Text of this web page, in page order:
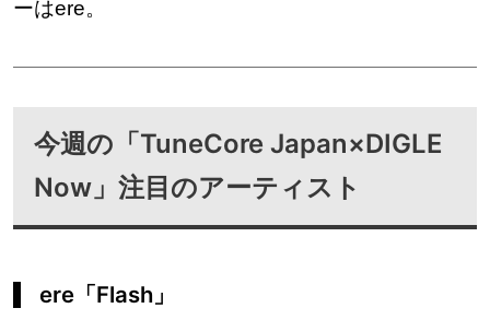
ーはere。
今週の「TuneCore Japan×DIGLE
Now」注目のアーティスト
ere「Flash」